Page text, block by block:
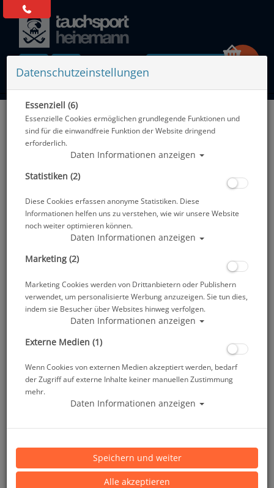
Alle Artikel zeigen aus: UV-Schutz
Mares Thermo Guard - Langarm - Herren - Gr: S
Artikelnr.: mar-412550S
Datenschutzeinstellungen
Essenziell (6)
Essenzielle Cookies ermöglichen grundlegende Funktionen und
sind für die einwandfreie Funktion der Website dringend
erforderlich.
Daten Informationen anzeigen
Statistiken (2)
Diese Cookies erfassen anonyme Statistiken. Diese
Informationen helfen uns zu verstehen, wie wir unsere Website
noch weiter optimieren können.
Daten Informationen anzeigen
Marketing (2)
Marketing Cookies werden von Drittanbietern oder Publishern
verwendet, um personalisierte Werbung anzuzeigen. Sie tun dies,
indem sie Besucher über Websites hinweg verfolgen.
Daten Informationen anzeigen
Externe Medien (1)
Wenn Cookies von externen Medien akzeptiert werden, bedarf
der Zugriff auf externe Inhalte keiner manuellen Zustimmung
mehr.
Daten Informationen anzeigen
Speichern und weiter
Alle akzeptieren